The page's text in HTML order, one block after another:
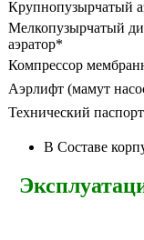
Крупнопузырчатый
Мелкопузырчатый
аэратор*
Компрессор
Аэрлифт (мамут
Технический паспорт
В Составе